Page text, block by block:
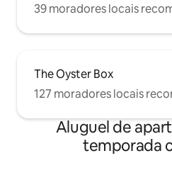
39 moradores locais
The Oyster Box
127 moradores locais
Aluguel de
temporada